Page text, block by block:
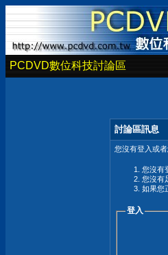
PCDVD數位科技討論區
討論區訊息
您沒有登入或
您沒有
您沒有
如果您
登入